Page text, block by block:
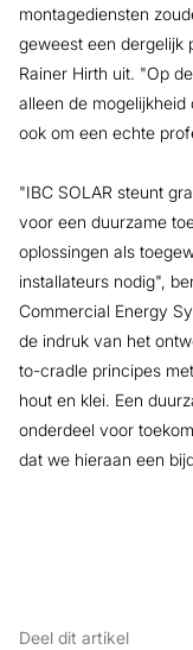
montagediensten
geweest een dergelijk
Rainer Hirth uit. "Op
alleen de
ook om een echte
"IBC SOLAR steunt
voor een duurzame
oplossingen als
installateurs nodig",
Commercial Energy
de indruk van het
to-cradle principes
hout en klei. Een
onderdeel voor
dat we hieraan een
Deel dit artikel